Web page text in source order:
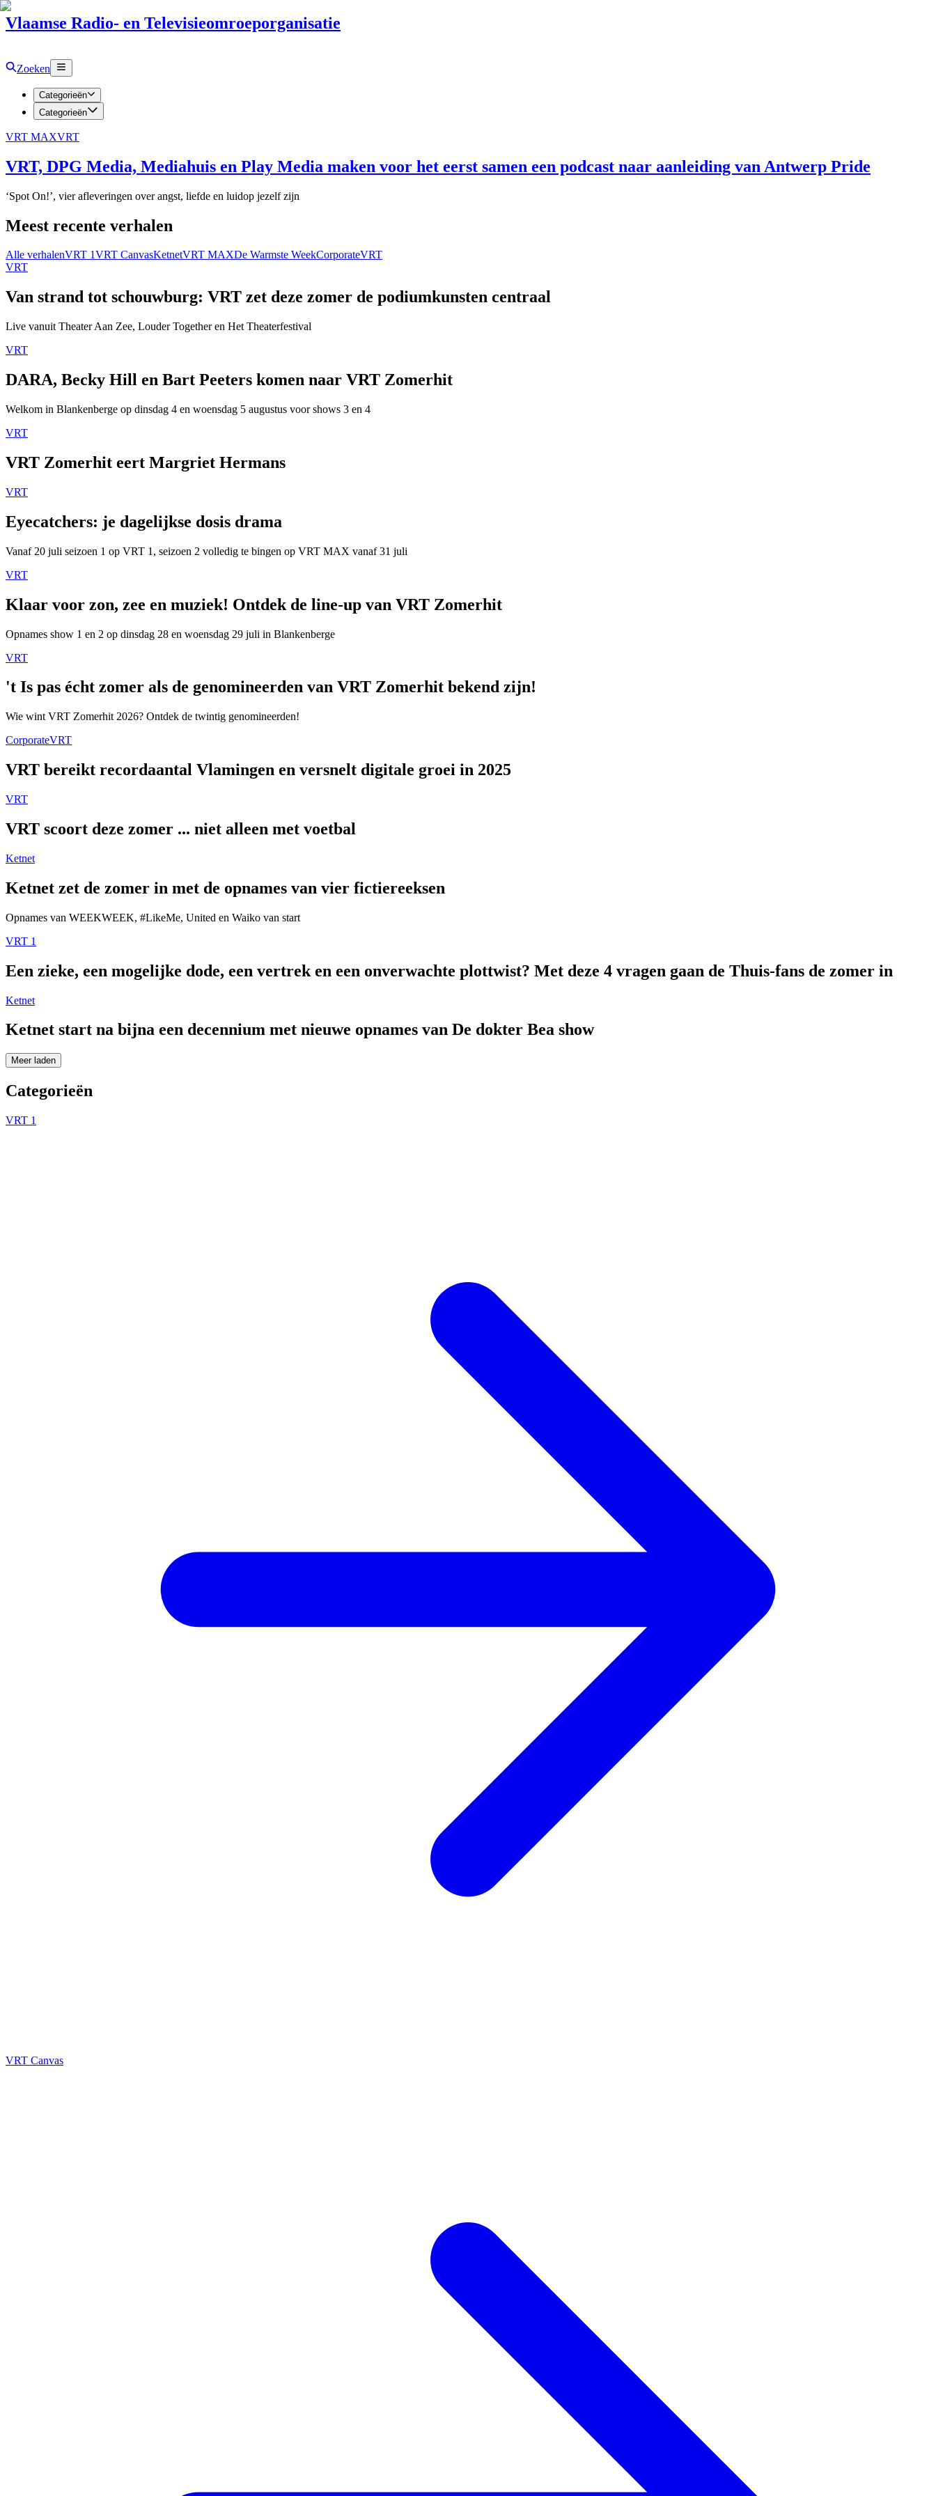
Vlaamse Radio- en Televisieomroeporganisatie
Zoeken
Categorieën
Categorieën
VRT MAXVRT
VRT, DPG Media, Mediahuis en Play Media maken voor het eerst samen een podcast naar aanleiding van Antwerp Pride
‘Spot On!’, vier afleveringen over angst, liefde en luidop jezelf zijn
Meest recente verhalen
Alle verhalenVRT 1VRT CanvasKetnetVRT MAXDe Warmste WeekCorporateVRT
VRT
Van strand tot schouwburg: VRT zet deze zomer de podiumkunsten centraal
Live vanuit Theater Aan Zee, Louder Together en Het Theaterfestival
VRT
DARA, Becky Hill en Bart Peeters komen naar VRT Zomerhit
Welkom in Blankenberge op dinsdag 4 en woensdag 5 augustus voor shows 3 en 4
VRT
VRT Zomerhit eert Margriet Hermans
VRT
Eyecatchers: je dagelijkse dosis drama
Vanaf 20 juli seizoen 1 op VRT 1, seizoen 2 volledig te bingen op VRT MAX vanaf 31 juli
VRT
Klaar voor zon, zee en muziek! Ontdek de line-up van VRT Zomerhit
Opnames show 1 en 2 op dinsdag 28 en woensdag 29 juli in Blankenberge
VRT
't Is pas écht zomer als de genomineerden van VRT Zomerhit bekend zijn!
Wie wint VRT Zomerhit 2026? Ontdek de twintig genomineerden!
CorporateVRT
VRT bereikt recordaantal Vlamingen en versnelt digitale groei in 2025
VRT
VRT scoort deze zomer ... niet alleen met voetbal
Ketnet
Ketnet zet de zomer in met de opnames van vier fictiereeksen
Opnames van WEEKWEEK, #LikeMe, United en Waiko van start
VRT 1
Een zieke, een mogelijke dode, een vertrek en een onverwachte plottwist? Met deze 4 vragen gaan de Thuis-fans de zomer in
Ketnet
Ketnet start na bijna een decennium met nieuwe opnames van De dokter Bea show
Meer laden
Categorieën
VRT 1
VRT Canvas